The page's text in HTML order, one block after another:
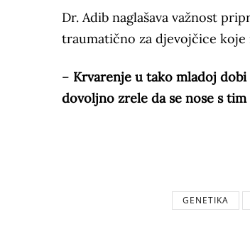
Dr. Adib naglašava važnost
traumatično za djevojčice
– Krvarenje u tako mladoj
dovoljno zrele da se nose s
GENETIKA